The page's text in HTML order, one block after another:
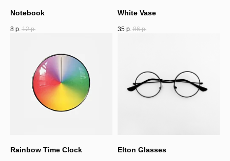
Notebook
8 р. 12 р.
White Vase
35 р. 86 р.
Rainbow Time Clock Elton Glasses